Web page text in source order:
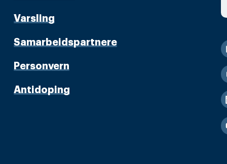
Varsling
Samarbeidspartnere
Personvern
Antidoping